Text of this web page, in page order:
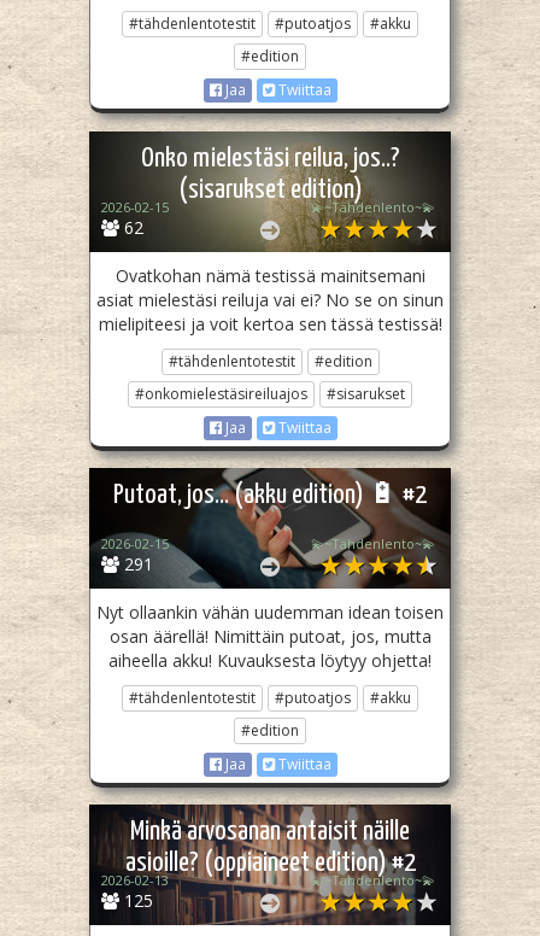
#tähdenlentotestit #putoatjos
#akku
#edition
Jaa
Twiittaa
Onko mielestäsi reilua, jos..?
(sisarukset edition)
62
2026-02-15 💫~Tähdenlento~💫
Ovatkohan nämä testissä mainitsemani
asiat mielestäsi reiluja vai ei? No se on sinun
mielipiteesi ja voit kertoa sen tässä testissä!
#tähdenlentotestit
#edition
#onkomielestäsireiluajos
#sisarukset
Jaa
Twiittaa
Putoat, jos... (akku edition) 🔋 #2
291
2026-02-15 💫~Tähdenlento~💫
Nyt ollaankin vähän uudemman idean toisen
osan äärellä! Nimittäin putoat, jos, mutta
aiheella akku! Kuvauksesta löytyy ohjetta!
#tähdenlentotestit #putoatjos
#akku
#edition
Jaa
Twiittaa
Minkä arvosanan antaisit näille
asioille? (oppiaineet edition) #2
125
2026-02-13 💫~Tähdenlento~💫